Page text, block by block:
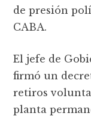
de presión
CABA.
El jefe de
firmó un
retiros
planta